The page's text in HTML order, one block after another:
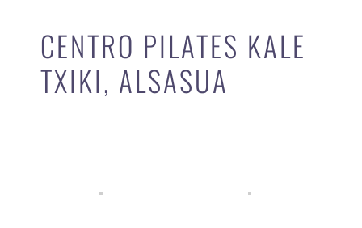
CENTRO PILATES KALE
TXIKI, ALSASUA